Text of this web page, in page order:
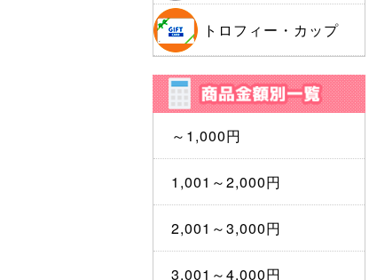
トロフィー・カップ
～1,000円
1,001～2,000円
2,001～3,000円
3,001～4,000円